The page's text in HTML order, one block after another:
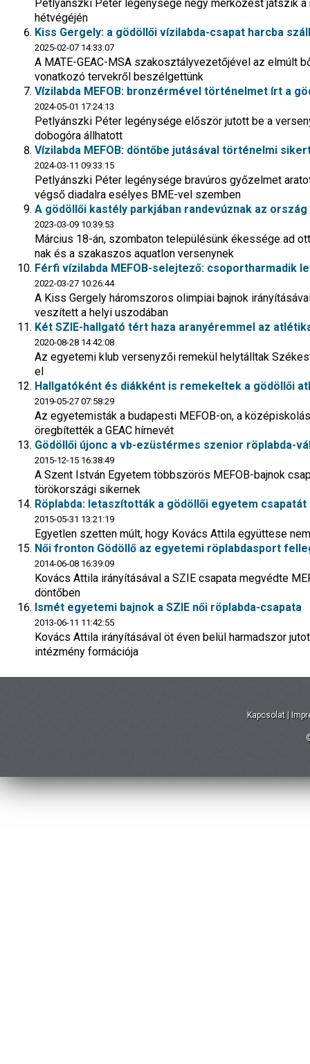
Petlyánszki Péter legénysége négy mérkőzést játszik
hétvégéjén
Kiss Gergely: a gödöllői vízilabda-csapat harcba
2025-02-07 14:33:07
A MATE-GEAC-MSA szakosztályvezetőjével az elmúlt
vonatkozó tervekről beszélgettünk
Vízilabda MEFOB: bronzérmével történelmet írt a
2024-05-01 17:24:13
Petlyánszki Péter legénysége először jutott be a
dobogóra állhatott
Vízilabda MEFOB: döntőbe jutásával történelmi
2024-03-11 09:33:15
Petlyánszki Péter legénysége bravúros győzelmet
végső diadalra esélyes BME-vel szemben
A gödöllői kastély parkjában randevúznak az
2023-03-09 10:39:53
Március 18-án, szombaton településünk ékessége ad
nak és a szakaszos aquatlon versenynek
Férfi vízilabda MEFOB-selejtező: csoportharmadik
2022-03-27 10:26:44
A Kiss Gergely háromszoros olimpiai bajnok
veszített a helyi uszodában
Két SZIE-hallgató tért haza aranyéremmel az
2020-08-28 14:42:08
Az egyetemi klub versenyzői remekül helytálltak
el
Hallgatóként és diákként is remekeltek a gödöllői
2019-05-27 07:58:29
Az egyetemisták a budapesti MEFOB-on, a
öregbítették a GEAC hírnevét
Gödöllői újonc a vb-ezüstérmes szenior röplabda-
2015-12-15 16:38:49
A Szent István Egyetem többszörös MEFOB-bajnok
törökországi sikernek
Röplabda: letaszították a gödöllői egyetem
2015-05-31 13:21:19
Egyetlen szetten múlt, hogy Kovács Attila együttese
Női fronton Gödöllő az egyetemi röplabdasport
2014-06-08 16:39:09
Kovács Attila irányításával a SZIE csapata megvédte
döntőben
Ismét egyetemi bajnok a SZIE női röplabda-csapata
2013-06-11 11:42:55
Kovács Attila irányításával öt éven belül harmadszor
intézmény formációja
Kapcsolat |